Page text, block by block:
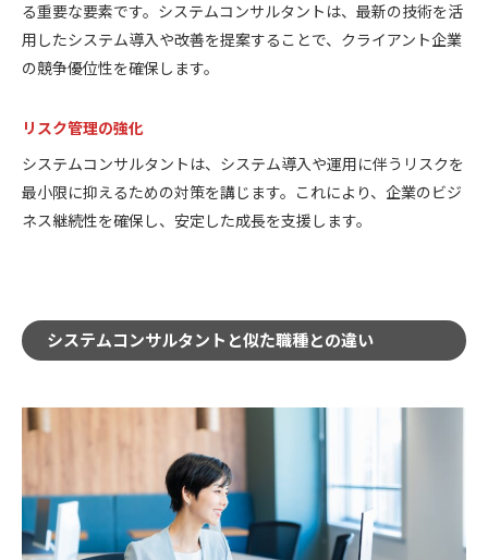
る重要な要素です。システムコンサルタントは、最新の技術を活
用したシステム導入や改善を提案することで、クライアント企業
の競争優位性を確保します。
リスク管理の強化
システムコンサルタントは、システム導入や運用に伴うリスクを
最小限に抑えるための対策を講じます。これにより、企業のビジ
ネス継続性を確保し、安定した成長を支援します。
システムコンサルタントと似た職種との違い